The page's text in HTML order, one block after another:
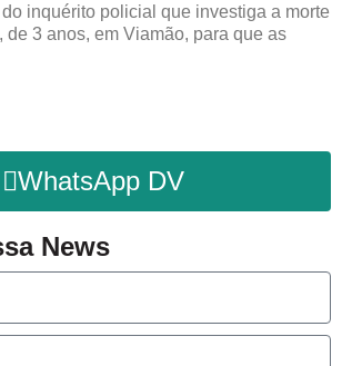
inquérito policial que investiga a morte
de 3 anos, em Viamão, para que as
WhatsApp DV
News